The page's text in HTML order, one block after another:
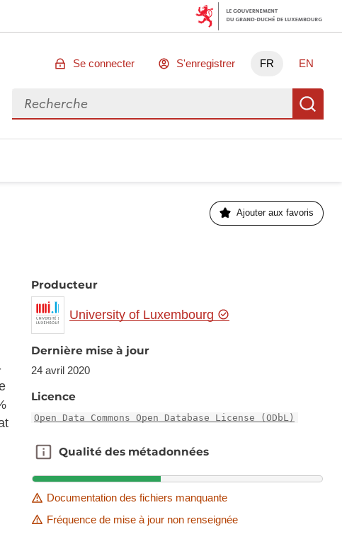
Se connecter S'enregistrer FR EN
Rechercher des données
Ajouter aux favoris
Producteur
University of Luxembourg
Dernière mise à jour
24 avril 2020
Licence
Open Data Commons Open Database License (ODbL)
Qualité des métadonnées
Qualité des métadonnées
Documentation des fichiers manquante
Fréquence de mise à jour non renseignée